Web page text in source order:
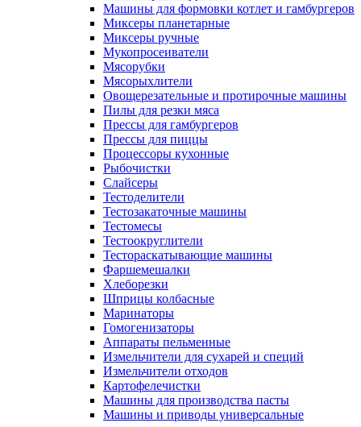
Машины для формовки котлет и гамбургеров
Миксеры планетарные
Миксеры ручные
Мукопросеиватели
Мясорубки
Мясорыхлители
Овощерезательные и протирочные машины
Пилы для резки мяса
Прессы для гамбургеров
Прессы для пиццы
Процессоры кухонные
Рыбочистки
Слайсеры
Тестоделители
Тестозакаточные машины
Тестомесы
Тестоокруглители
Тестораскатывающие машины
Фаршемешалки
Хлеборезки
Шприцы колбасные
Маринаторы
Гомогенизаторы
Аппараты пельменные
Измельчители для сухарей и специй
Измельчители отходов
Картофелечистки
Машины для производства пасты
Машины и приводы универсальные